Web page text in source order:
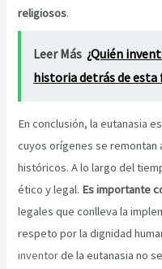
religiosos.
Leer Más ¿Quién
historia detrás de
En conclusión, la eutanasia
cuyos orígenes se
históricos. A lo largo del
ético y legal. Es importante
legales que conlleva la
respeto por la dignidad
inventorde la eutanasia no